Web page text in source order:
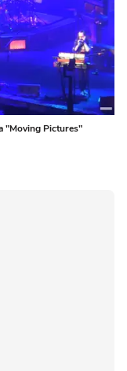
"Moving Pictures"